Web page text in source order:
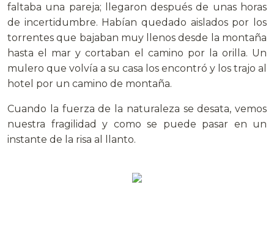
faltaba una pareja; llegaron después de unas horas
de incertidumbre. Habían quedado aislados por los
torrentes que bajaban muy llenos desde la montaña
hasta el mar y cortaban el camino por la orilla. Un
mulero que volvía a su casa los encontró y los trajo al
hotel por un camino de montaña.
Cuando la fuerza de la naturaleza se desata, vemos
nuestra fragilidad y como se puede pasar en un
instante de la risa al llanto.